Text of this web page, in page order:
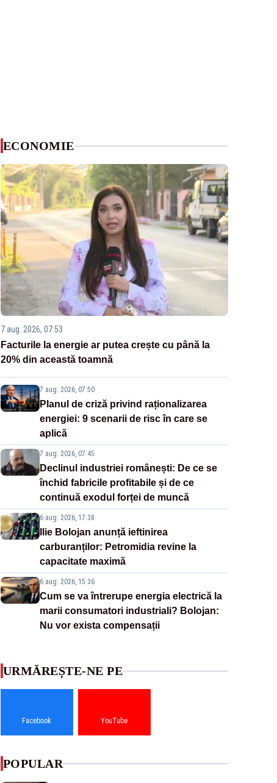
ECONOMIE
7 aug. 2026, 07:53
Facturile la energie ar putea crește cu până la
20% din această toamnă
7 aug. 2026, 07:50
Planul de criză privind raționalizarea
energiei: 9 scenarii de risc în care se
aplică
7 aug. 2026, 07:45
Declinul industriei românești: De ce se
închid fabricile profitabile și de ce
continuă exodul forței de muncă
6 aug. 2026, 17:38
Ilie Bolojan anunță ieftinirea
carburanților: Petromidia revine la
capacitate maximă
6 aug. 2026, 15:36
Cum se va întrerupe energia electrică la
marii consumatori industriali? Bolojan:
Nu vor exista compensații
URMĂREȘTE-NE PE
Facebook YouTube
POPULAR